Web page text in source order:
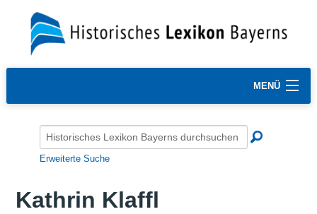
MENÜ
Erweiterte Suche
Kathrin Klaffl